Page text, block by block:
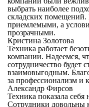
выбрать наиболее
складских помещений.
приемлемыми, а
прозрачными.
Кристина Золотова
Техника работает
компании. Надеемся,
сотрудничество будет
взаимовыгодным.
за профессионализм и
Александр Фирсов
Техника показала
Сотрудники довольны